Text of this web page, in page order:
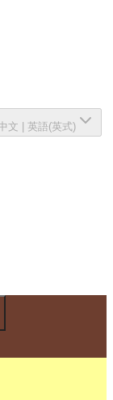
文 英語(英式)